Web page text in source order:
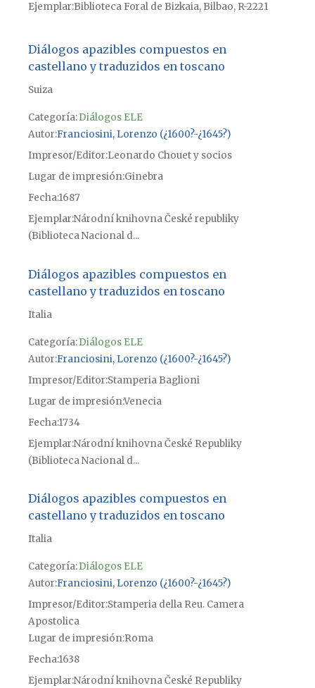
Ejemplar Biblioteca Foral de Bizkaia, Bilbao, R-2221
Diálogos apazibles compuestos en
castellano y traduzidos en toscano
Suiza
Categoría:Diálogos ELE
Autor Franciosini, Lorenzo (¿1600?-¿1645?)
Impresor/Editor Leonardo Chouet y socios
Lugar de impresiónGinebra
Fecha1687
Ejemplar Národní knihovna České republiky
(Biblioteca Nacional d...
Diálogos apazibles compuestos en
castellano y traduzidos en toscano
Italia
Categoría:Diálogos ELE
Autor Franciosini, Lorenzo (¿1600?-¿1645?)
Impresor/Editor Stamperia Baglioni
Lugar de impresiónVenecia
Fecha1734
Ejemplar Národní knihovna České Republiky
(Biblioteca Nacional d...
Diálogos apazibles compuestos en
castellano y traduzidos en toscano
Italia
Categoría:Diálogos ELE
Autor Franciosini, Lorenzo (¿1600?-¿1645?)
Impresor/Editor Stamperia della Reu. Camera
Apostolica
Lugar de impresiónRoma
Fecha1638
Ejemplar Národní knihovna České Republiky